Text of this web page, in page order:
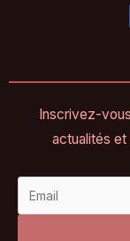
Inscrivez-
actualités